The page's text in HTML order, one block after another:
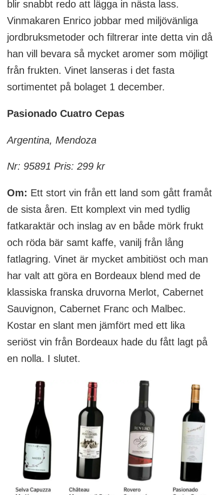
blir snabbt redo att lägga in nästa lass.
Vinmakaren Enrico jobbar med miljövänliga
jordbruksmetoder och filtrerar inte detta vin då
han vill bevara så mycket aromer som möjligt
från frukten. Vinet lanseras i det fasta
sortimentet på bolaget 1 december.
Pasionado Cuatro Cepas
Argentina, Mendoza
Nr: 95891 Pris: 299 kr
Om: Ett stort vin från ett land som gått framåt
de sista åren. Ett komplext vin med tydlig
fatkaraktär och inslag av en både mörk frukt
och röda bär samt kaffe, vanilj från lång
fatlagring. Vinet är mycket ambitiöst och man
har valt att göra en Bordeaux blend med de
klassiska franska druvorna Merlot, Cabernet
Sauvignon, Cabernet Franc och Malbec.
Kostar en slant men jämfört med ett lika
seriöst vin från Bordeaux hade du fått lagt på
en nolla. I slutet.